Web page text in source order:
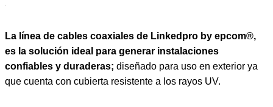
La línea de cables coaxiales de Linkedpro by epcom®,
es la solución ideal para generar instalaciones
confiables y duraderas; diseñado para uso en exterior ya
que cuenta con cubierta resistente a los rayos UV.